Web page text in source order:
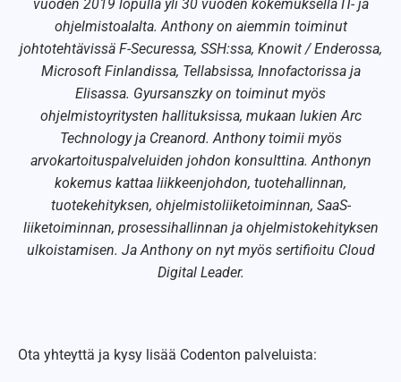
vuoden 2019 lopulla yli 30 vuoden kokemuksella IT- ja
ohjelmistoalalta. Anthony on aiemmin toiminut
johtotehtävissä F-Securessa, SSH:ssa, Knowit / Enderossa,
Microsoft Finlandissa, Tellabsissa, Innofactorissa ja
Elisassa. Gyursanszky on toiminut myös
ohjelmistoyritysten hallituksissa, mukaan lukien Arc
Technology ja Creanord. Anthony toimii myös
arvokartoituspalveluiden johdon konsulttina. Anthonyn
kokemus kattaa liikkeenjohdon, tuotehallinnan,
tuotekehityksen, ohjelmistoliiketoiminnan, SaaS-
liiketoiminnan, prosessihallinnan ja ohjelmistokehityksen
ulkoistamisen. Ja Anthony on nyt myös sertifioitu Cloud
Digital Leader.
Ota yhteyttä ja kysy lisää Codenton palveluista: